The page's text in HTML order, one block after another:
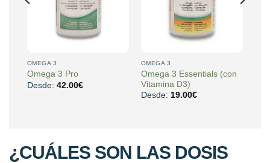
OMEGA 3
Omega 3 Pro
Desde: 42.00€
OMEGA 3
Omega 3 Essentials (con
Vitamina D3)
Desde: 19.00€
¿CUÁLES SON LAS DOSIS